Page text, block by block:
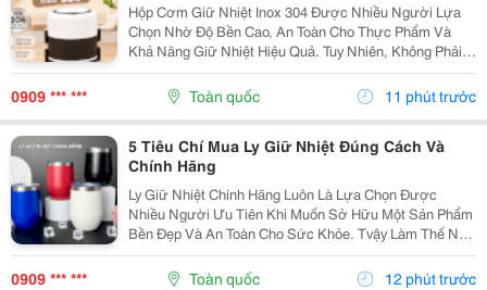
Hộp Cơm Giữ Nhiệt Inox 304 Được Nhiều Người Lựa
Chọn Nhờ Độ Bền Cao, An Toàn Cho Thực Phẩm Và
Khả Năng Giữ Nhiệt Hiệu Quả. Tuy Nhiên, Không Phải
Ai Cũng Biết Cách Phân Biệt Inox 304 Chất Lượng Hay
Lựa Chọn Sản Phẩm Phù Hợp. Bài Viết Dưới Đây Sẽ
0909 *** *** Toàn quốc 11 phút trước
5 Tiêu Chí Mua Ly Giữ Nhiệt Đúng Cách Và
Chính Hãng
Ly Giữ Nhiệt Chính Hãng Luôn Là Lựa Chọn Được
Nhiều Người Ưu Tiên Khi Muốn Sở Hữu Một Sản Phẩm
Bền Đẹp Và An Toàn Cho Sức Khỏe. Tvậy Làm Thế Nào
Để Lựa Chọn Đúng Sản Phẩm Đáng Tin Cậy? Hãy Cùng
Cozycup Tìm Hiểu Trong Bài Viết Dưới Đây. 1. Vì Sao...
0909 *** *** Toàn quốc 12 phút trước